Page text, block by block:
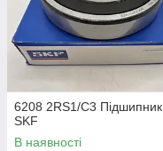
6208 2RS1/С3 Підшипник
SKF
В наявності